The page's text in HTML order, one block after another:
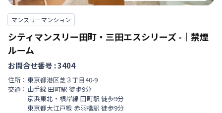
マンスリーマンション
シティマンスリー田町・三田エスシリーズ- ｜ 禁煙
ルーム
お問合せ番号 :3404
住所： 東京都港区芝３丁目40-9
交通： 山手線 田町駅 徒歩9分
京浜東北・根岸線 田町駅 徒歩9分
東京都大江戸線 赤羽橋駅 徒歩9分